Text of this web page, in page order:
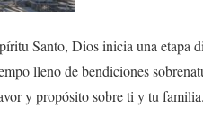
Santo, Dios inicia una etapa
lleno de bendiciones
y propósito sobre ti y tu familia.